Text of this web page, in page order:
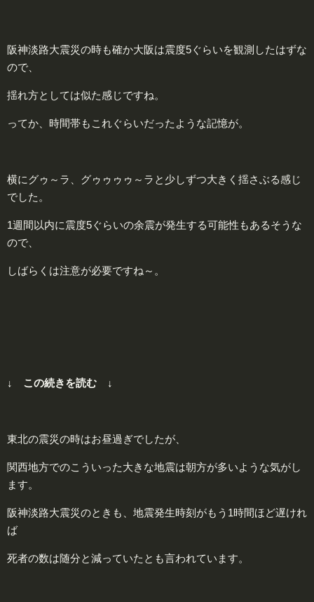
阪神淡路大震災の時も確か大阪は震度5ぐらいを観測したはずな
ので、
揺れ方としては似た感じですね。
ってか、時間帯もこれぐらいだったような記憶が。
横にグゥ～ラ、グゥゥゥゥ～ラと少しずつ大きく揺さぶる感じ
でした。
1週間以内に震度5ぐらいの余震が発生する可能性もあるそうな
ので、
しばらくは注意が必要ですね～。
↓ この続きを読む ↓
東北の震災の時はお昼過ぎでしたが、
関西地方でのこういった大きな地震は朝方が多いような気がし
ます。
阪神淡路大震災のときも、地震発生時刻がもう1時間ほど遅けれ
ば
死者の数は随分と減っていたとも言われています。